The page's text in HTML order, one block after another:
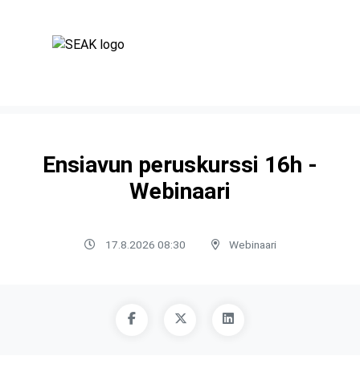
Ensiavun peruskurssi 16h -
Webinaari
17.8.2026 08:30 Webinaari